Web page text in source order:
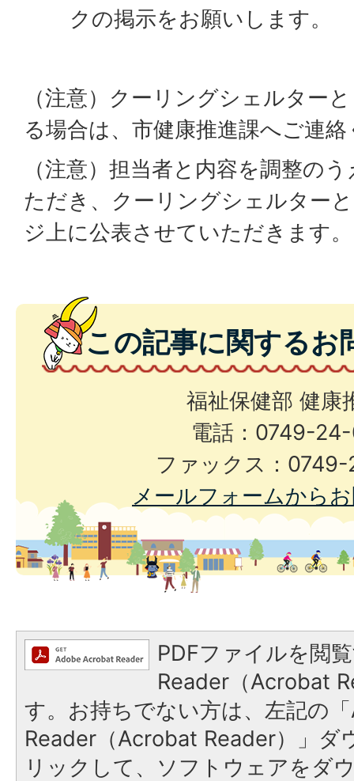
クの掲示をお願いします。
（注意）クーリングシェルター
る場合は、市健康推進課へご連
（注意）担当者と内容を調整の
ただき、クーリングシェルター
ジ上に公表させていただきます。
この記事に関するお
福祉保健部 健康
電話：0749-
ファックス：
メールフォームから
PDFファイルを閲
Reader（Acrobat
す。お持ちでない方は、左記の
Reader（Acrobat Reader）」ダ
リックして、ソフトウェアをダ